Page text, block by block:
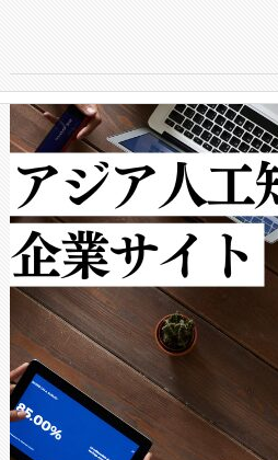
centers. Voltaiq
からシステム統
クルの各段階の
[…]
トに対して約
では、反射率10
で向上し、最大
ットだけで最大
ルの変電所周囲
作業と点群処理
Avia 2は、2種類
× 80°のノーマ
ードを切り替え
ることなく、単